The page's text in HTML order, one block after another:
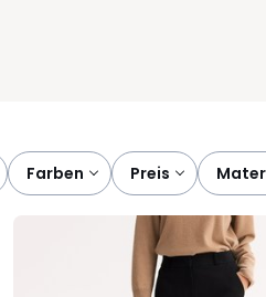
farben preis